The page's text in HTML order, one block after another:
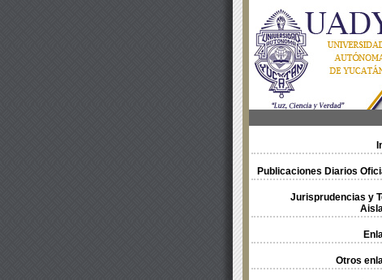
Publicaciones Diarios
Jurisprudencias y
Otros